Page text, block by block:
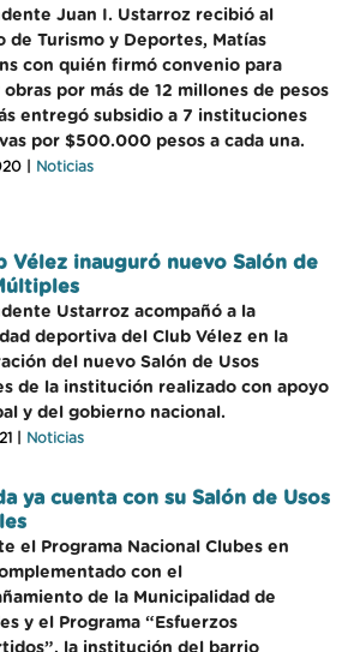
Juan I. Ustarroz recibió al
de Turismo y Deportes, Matías
con quién firmó convenio para
obras por más de 12 millones de pesos
entregó subsidio a 7 instituciones
por $500.000 pesos a cada una.
| Noticias
Vélez inauguró nuevo Salón de
Ustarroz acompañó a la
deportiva del Club Vélez en la
del nuevo Salón de Usos
de la institución realizado con apoyo
y del gobierno nacional.
| Noticias
ya cuenta con su Salón de Usos
el Programa Nacional Clubes en
con el
de la Municipalidad de
y el Programa “Esfuerzos
la institución del barrio